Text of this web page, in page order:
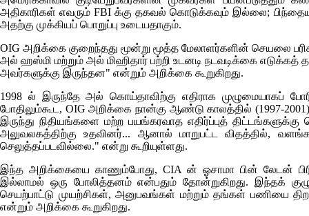
அதிகாரிகள் எவரும்FBI க்கு தகவல் கொடுக்கவும் இல்லை;
அதற்கு முக்கியப் பொறுப்பு உடையதாகும்.
OIG அறிக்கை குறைந்தது மூன்று மூத்த மேலாளர்களின் செயலை
அல் ஹஸ்மி மற்றும் அல் மிஹிதார் பற்றி உடனடி நடவடிக்கை எடுக்கத்
அவர்களுக்கு இருந்தன" என்றும் அறிக்கை கூறுகிறது.
1998 ல் இருந்தே அல் கொய்தாவிற்கு எதிராக முழுமையாகப்
போதிலும்கூட, OIG அறிக்கை நான்கு ஆண்டு காலத்தில் (1997-
இருந்து நிதியங்களை மற்ற பயங்கரவாத எதிர்ப்புத் திட்டங்களுக்கு
அலுவலகத்திற்கு உதவினர்... ஆனால் மாறுபட்ட விதத்தில்,
செலுத்தப்படவில்லை." என்று கூறியுள்ளது.
இந்த அறிக்கையை காணும்போது, CIA ன் ஓசாமா பின் லேடன்
இல்லாமல் ஒரு போலித்தனம் என்பதும் தோன்றுகிறது. இந்தக்
செயற்பாட்டு முயற்சிகள், அனுபவங்கள் மற்றும் தங்கள் பணியை
என்றும் அறிக்கை கூறுகிறது.